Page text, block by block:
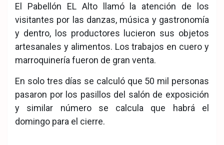
El Pabellón EL Alto llamó la atención de los
visitantes por las danzas, música y gastronomía
y dentro, los productores lucieron sus objetos
artesanales y alimentos. Los trabajos en cuero y
marroquinería fueron de gran venta.
En solo tres días se calculó que 50 mil personas
pasaron por los pasillos del salón de exposición
y similar número se calcula que habrá el
domingo para el cierre.